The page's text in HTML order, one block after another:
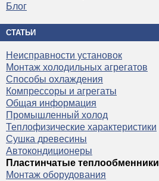
Блог
СТАТЬИ
Неисправности установок
Монтаж холодильных агрегатов
Способы охлаждения
Компрессоры и агрегаты
Общая информация
Промышленный холод
Теплофизические характеристики
Сушка древесины
Автокондиционеры
Пластинчатые теплообменники
Монтаж оборудования